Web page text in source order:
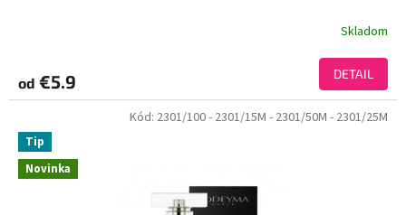
Skladom
od €5.9 DETAIL
Novinka
Tip
Kód: 2301/100- 2301/15M - 2301/50M - 2301/25M